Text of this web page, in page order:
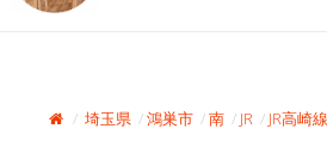
埼玉県 鴻巣市 南 JR JR高崎線